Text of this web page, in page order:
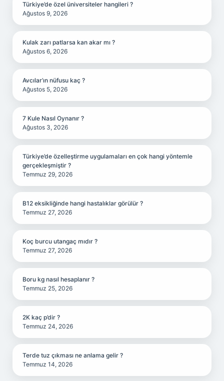
Türkiye’de özel üniversiteler hangileri ?
Ağustos 9, 2026
Kulak zarı patlarsa kan akar mı ?
Ağustos 6, 2026
Avcılar’ın nüfusu kaç ?
Ağustos 5, 2026
7 Kule Nasıl Oynanır ?
Ağustos 3, 2026
Türkiye’de özelleştirme uygulamaları en çok hangi yöntemle
gerçekleşmiştir ?
Temmuz 29, 2026
B12 eksikliğinde hangi hastalıklar görülür ?
Temmuz 27, 2026
Koç burcu utangaç mıdır ?
Temmuz 27, 2026
Boru kg nasıl hesaplanır ?
Temmuz 25, 2026
2K kaç p’dir ?
Temmuz 24, 2026
Terde tuz çıkması ne anlama gelir ?
Temmuz 14, 2026